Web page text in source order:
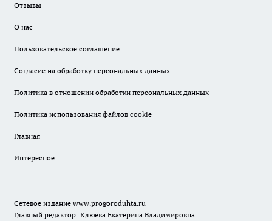
Отзывы
О нас
Пользовательское соглашение
Согласие на обработку персональных данных
Политика в отношении обработки персональных данных
Политика использования файлов cookie
Главная
Интересное
Сетевое издание www.progoroduhta.ru
Главный редактор: Клюева Екатерина Владимировна